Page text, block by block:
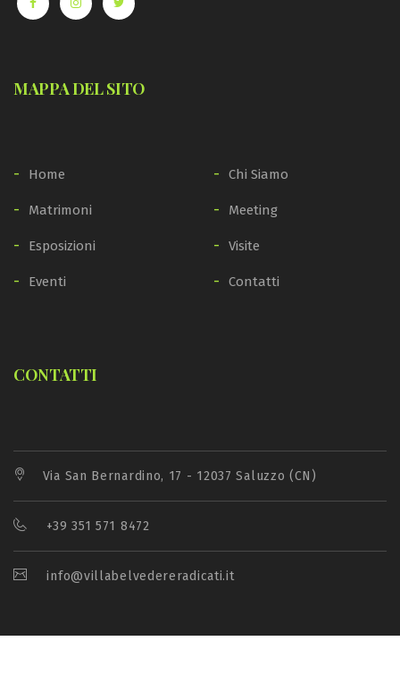
MAPPA DEL SITO
Home Chi Siamo
Matrimoni Meeting
Esposizioni Visite
Eventi Contatti
CONTATTI
Via San Bernardino, 17 - 12037 Saluzzo (CN)
+39 351 571 8472
info@villabelvedereradicati.it